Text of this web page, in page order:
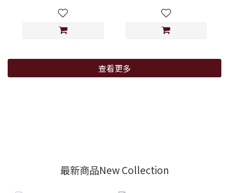
查看更多
最新商品New Collection